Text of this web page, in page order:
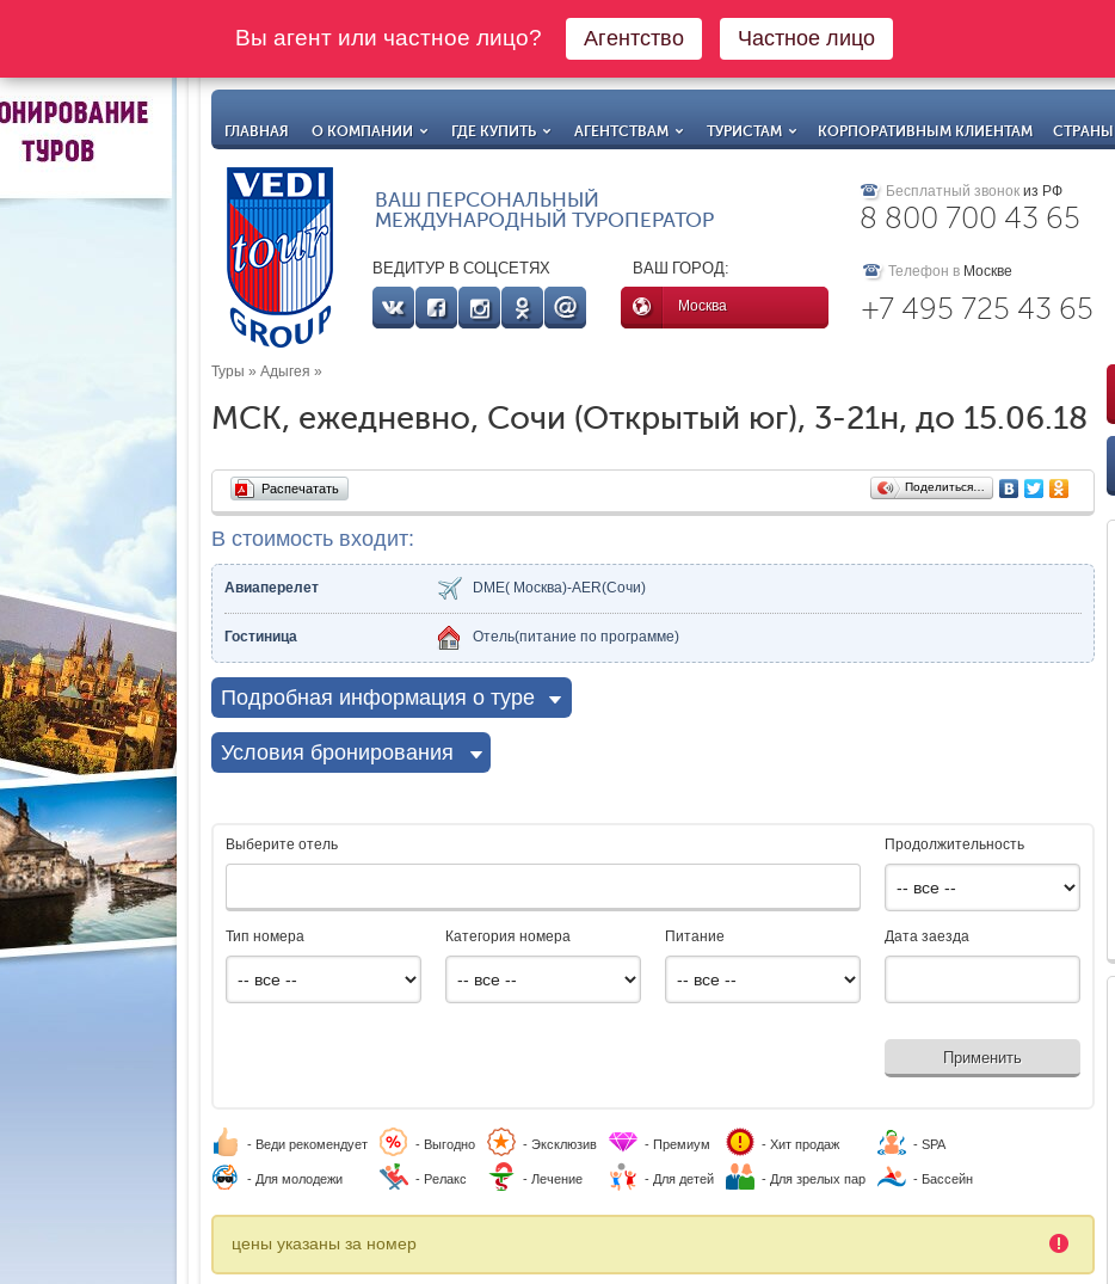
Вы агент или частное лицо? Агентство Частное лицо
ГЛАВНАЯ О КОМПАНИИ ГДЕ КУПИТЬ АГЕНТСТВАМ ТУРИСТАМ КОРПОРАТИВНЫМ КЛИЕНТАМ СТРАНЫ
ВАШ ПЕРСОНАЛЬНЫЙ
МЕЖДУНАРОДНЫЙ ТУРОПЕРАТОР
Бесплатный звонок из РФ
8 800 700 43 65
ВЕДИТУР В СОЦСЕТЯХ ВАШ ГОРОД:
Москва
Телефон в Москве
+7 495 725 43 65
Туры » Адыгея »
МСК, ежедневно, Сочи (Открытый юг), 3-21н, до 15.06.18
Распечатать Поделиться…
В стоимость входит:
Авиаперелет DME( Москва)-AER(Сочи)
Гостиница Отель(питание по программе)
Подробная информация о туре
Условия бронирования
Выберите отель Продолжительность
Тип номера Категория номера Питание Дата заезда
Применить
- Веди рекомендует - Выгодно - Эксклюзив - Премиум - Хит продаж - SPA
- Для молодежи - Релакс - Лечение - Для детей - Для зрелых пар - Бассейн
цены указаны за номер